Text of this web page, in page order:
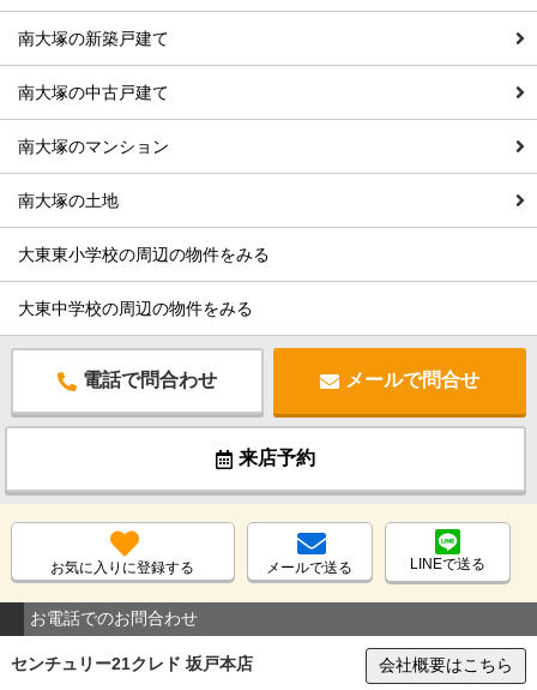
南大塚の新築戸建て
南大塚の中古戸建て
南大塚のマンション
南大塚の土地
大東東小学校の周辺の物件をみる
大東中学校の周辺の物件をみる
電話で問合わせ メールで問合せ
来店予約
お気に入りに登録する メールで送る LINEで送る
お電話でのお問合わせ
センチュリー21クレド 坂戸本店 会社概要はこちら